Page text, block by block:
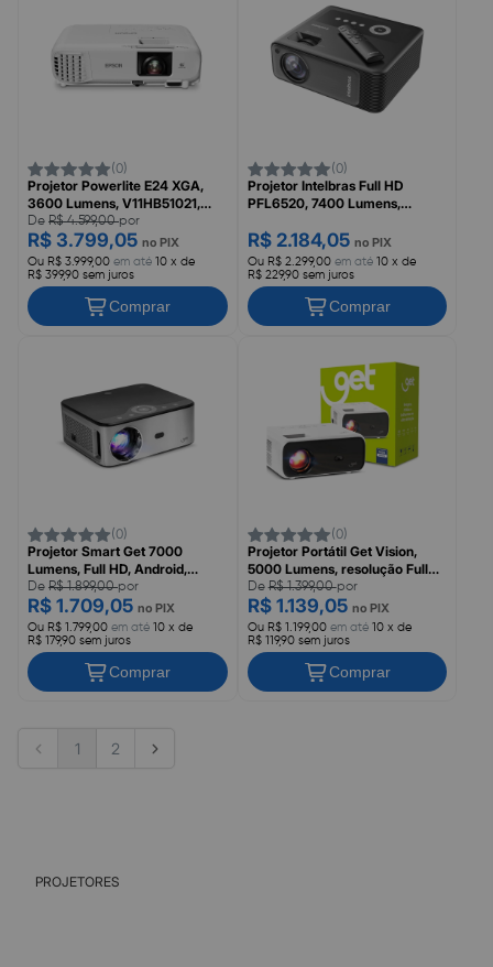
(0)
Projetor Powerlite E24 XGA,
3600 Lumens, V11HB51021,
EPSON
De R$ 4.599,00por
R$ 3.799,05 no PIX
Ou R$ 3.999,00 em até 10 x de
R$ 399,90 sem juros
Comprar
(0)
Projetor Intelbras Full HD
PFL6520, 7400 Lumens,
R$ 2.184,05 no PIX
Ou R$ 2.299,00em até 10 x de
R$ 229,90 sem juros
Comprar
(0)
Projetor Smart Get 7000
Lumens, Full HD, Android,
Bluetooth 5.1, Resolução Full
HD, Projeção de 50 a 250
polegadas
De R$ 1.899,00por
R$ 1.709,05 no PIX
Ou R$ 1.799,00 em até 10 x de
R$ 179,90 sem juros
Comprar
(0)
Projetor Portátil Get Vision,
5000 Lumens, resolução Full
HD, com HDMI, USB e AV
DeR$ 1.399,00por
R$ 1.139,05 no PIX
Ou R$ 1.199,00em até 10 x de
R$ 119,90 sem juros
Comprar
1 2
PROJETORES